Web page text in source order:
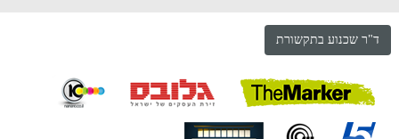
ד"ר שכנוע בתקשורת